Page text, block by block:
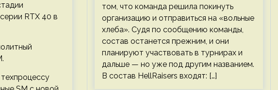
RTX 40 в
том, что команда решила покинуть
организацию и отправиться на «вольные
хлеба». Судя по сообщению команды,
состав останется прежним, и они
планируют участвовать в турнирах и
дальше — но уже под другим названием.
В состав HellRaisers входят: […]